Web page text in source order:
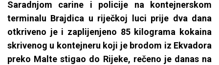
Saradnjom carine i policije na kontejnerskom
terminalu Brajdica u riječkoj luci prije dva dana
otkriveno je i zaplijenjeno 85 kilograma kokaina
skrivenog u kontejneru koji je brodom iz Ekvadora
preko Malte stigao do Rijeke, rečeno je danas na